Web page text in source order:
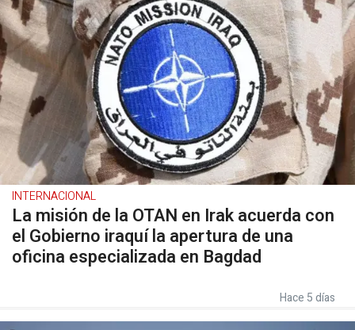
INTERNACIONAL
La misión de la OTAN en Irak acuerda con
el Gobierno iraquí la apertura de una
oficina especializada en Bagdad
Hace 5 días